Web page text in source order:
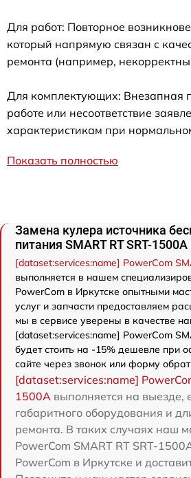
Для работ: Повторное
который напрямую связан с
ремонта (например,
Для комплектующих: Внезапная
работе или несоответствие
характеристикам при
Показать полностью
Замена кулера источника
питания SMART RT SRT-
[dataset:services:name] PowerCom
выполняется в нашем
PowerCom в Иркутске опытными
услуг и запчасти предоставляем
мы в сервисе уверены в качестве
[dataset:services:name] PowerCom
будет стоить на -15% дешевле при
сайте через звонок или форму
[dataset:services:name]
1500A выполняется на выезде,
габаритного оборудования и
ремонта. В таких случаях наш
PowerCom SMART RT SRT-
PowerCom в Иркутске и